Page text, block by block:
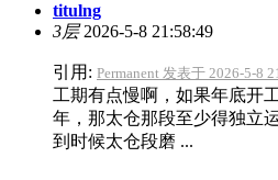
titulng
3层2026-5-8 21:58:49
引用: Permanent 发表于 2026-5-8
工期有点慢啊，如果年底开
年，那太仓那段至少得独立
到时候太仓段磨 ...